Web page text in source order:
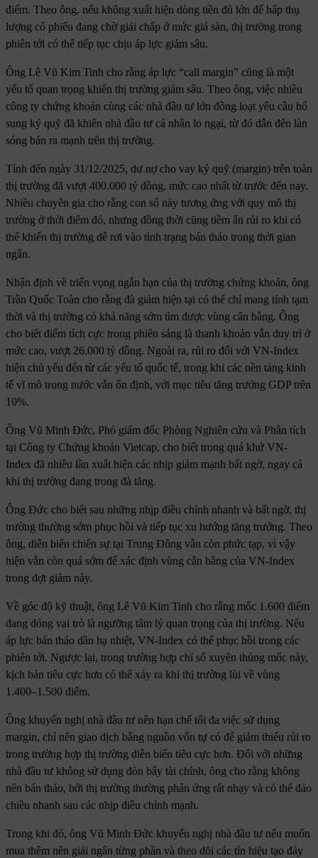
điểm. Theo ông, nếu không xuất hiện dòng tiền đủ lớn để hấp thụ
lượng cổ phiếu đang chờ giải chấp ở mức giá sàn, thị trường trong
phiên tới có thể tiếp tục chịu áp lực giảm sâu.
Ông Lê Vũ Kim Tinh cho rằng áp lực “call margin” cũng là một
yếu tố quan trọng khiến thị trường giảm sâu. Theo ông, việc nhiều
công ty chứng khoán cùng các nhà đầu tư lớn đồng loạt yêu cầu bổ
sung ký quỹ đã khiến nhà đầu tư cá nhân lo ngại, từ đó dẫn đến làn
sóng bán ra mạnh trên thị trường.
Tính đến ngày 31/12/2025, dư nợ cho vay ký quỹ (margin) trên toàn
thị trường đã vượt 400.000 tỷ đồng, mức cao nhất từ trước đến nay.
Nhiều chuyên gia cho rằng con số này tương ứng với quy mô thị
trường ở thời điểm đó, nhưng đồng thời cũng tiềm ẩn rủi ro khi có
thể khiến thị trường dễ rơi vào tình trạng bán tháo trong thời gian
ngắn.
Nhận định về triển vọng ngắn hạn của thị trường chứng khoán, ông
Trần Quốc Toàn cho rằng đà giảm hiện tại có thể chỉ mang tính tạm
thời và thị trường có khả năng sớm tìm được vùng cân bằng. Ông
cho biết điểm tích cực trong phiên sáng là thanh khoản vẫn duy trì ở
mức cao, vượt 26.000 tỷ đồng. Ngoài ra, rủi ro đối với VN-Index
hiện chủ yếu đến từ các yếu tố quốc tế, trong khi các nền tảng kinh
tế vĩ mô trong nước vẫn ổn định, với mục tiêu tăng trưởng GDP trên
10%.
Ông Vũ Minh Đức, Phó giám đốc Phòng Nghiên cứu và Phân tích
tại Công ty Chứng khoán Vietcap, cho biết trong quá khứ VN-
Index đã nhiều lần xuất hiện các nhịp giảm mạnh bất ngờ, ngay cả
khi thị trường đang trong đà tăng.
Ông Đức cho biết sau những nhịp điều chỉnh nhanh và bất ngờ, thị
trường thường sớm phục hồi và tiếp tục xu hướng tăng trưởng. Theo
ông, diễn biến chiến sự tại Trung Đông vẫn còn phức tạp, vì vậy
hiện vẫn còn quá sớm để xác định vùng cân bằng của VN-Index
trong đợt giảm này.
Về góc độ kỹ thuật, ông Lê Vũ Kim Tinh cho rằng mốc 1.600 điểm
đang đóng vai trò là ngưỡng tâm lý quan trọng của thị trường. Nếu
áp lực bán tháo dần hạ nhiệt, VN-Index có thể phục hồi trong các
phiên tới. Ngược lại, trong trường hợp chỉ số xuyên thủng mốc này,
kịch bản tiêu cực hơn có thể xảy ra khi thị trường lùi về vùng
1.400–1.500 điểm.
Ông khuyến nghị nhà đầu tư nên hạn chế tối đa việc sử dụng
margin, chỉ nên giao dịch bằng nguồn vốn tự có để giảm thiểu rủi ro
trong trường hợp thị trường diễn biến tiêu cực hơn. Đối với những
nhà đầu tư không sử dụng đòn bẩy tài chính, ông cho rằng không
nên bán tháo, bởi thị trường thường phản ứng rất nhạy và có thể đảo
chiều nhanh sau các nhịp điều chỉnh mạnh.
Trong khi đó, ông Vũ Minh Đức khuyến nghị nhà đầu tư nếu muốn
mua thêm nên giải ngân từng phần và theo dõi các tín hiệu tạo đáy